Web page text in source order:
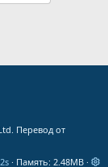
Перевод от
Память 2.48MB